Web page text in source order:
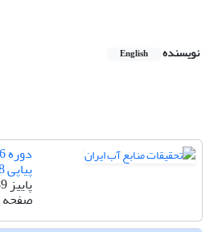
نویسنده English
پیاپی 18
پاییز 1389
صفحه